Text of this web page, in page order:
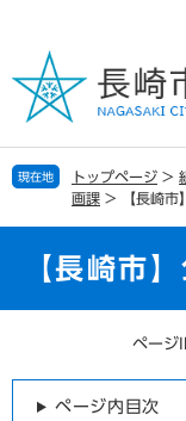
の
で
す
ー
ば
し
現在地 トップページ >
画課 > 【長崎
【長崎市
ペー
ページ内目次